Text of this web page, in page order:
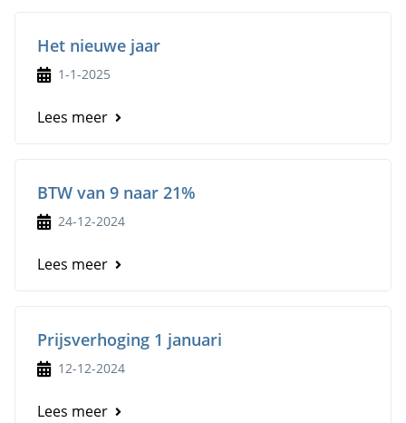
Het nieuwe jaar
1-1-2025
Lees meer
BTW van 9 naar 21%
24-12-2024
Lees meer
Prijsverhoging 1 januari
12-12-2024
Lees meer